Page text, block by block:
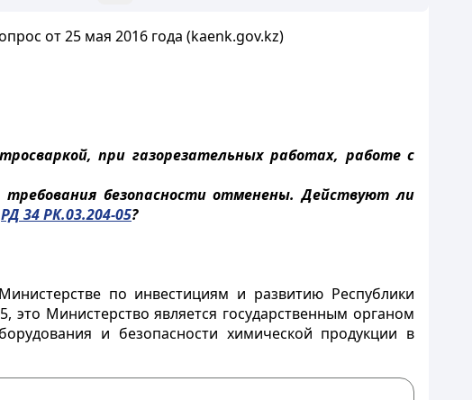
от 25 мая 2016 года (kaenk.gov.kz)
при газорезательных работах, работе с
безопасности отменены. Действуют ли
РД 34 РК.03.204-05?
по инвестициям и развитию Республики
Министерство является государственным органом
и безопасности химической продукции в